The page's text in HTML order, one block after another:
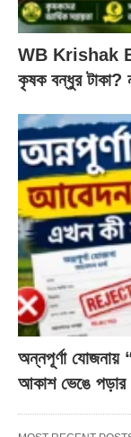
WB Krishak
কৃষক বন্ধুর টাকা?
অন্নপূর্ণা
আকাশ ভেঙে